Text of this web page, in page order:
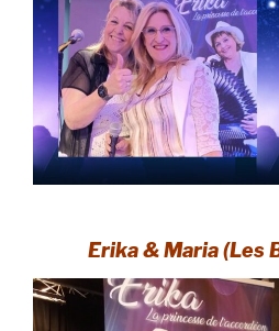
Erika & Maria (Les